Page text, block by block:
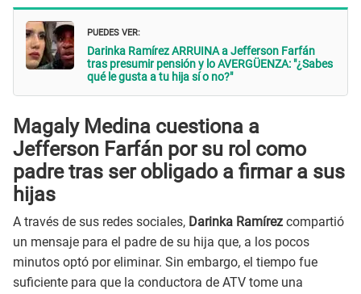
PUEDES VER:
Darinka Ramírez ARRUINA a Jefferson Farfán
tras presumir pensión y lo AVERGÜENZA: "¿Sabes
qué le gusta a tu hija sí o no?"
Magaly Medina cuestiona a
Jefferson Farfán por su rol como
padre tras ser obligado a firmar a sus
hijas
A través de sus redes sociales, Darinka Ramírez compartió
un mensaje para el padre de su hija que, a los pocos
minutos optó por eliminar. Sin embargo, el tiempo fue
suficiente para que la conductora de ATV tome una